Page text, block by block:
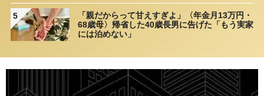
5
「親だからって甘えすぎよ」〈年金月13万円・
68歳母〉帰省した40歳長男に告げた「もう実家
には泊めない」